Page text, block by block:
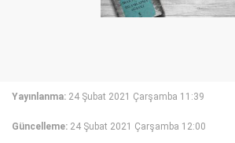
Yayınlanma: 24 Şubat 2021 Çarşamba 11:39
Güncelleme: 24 Şubat 2021 Çarşamba 12:00